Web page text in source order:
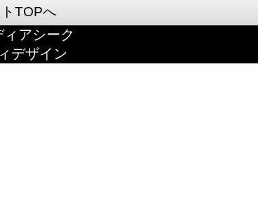
TOPへ
ィアシーク
デザイン